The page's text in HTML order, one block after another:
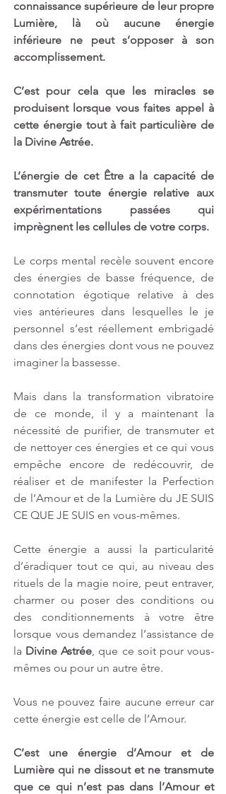
connaissance supérieure de leur propre
Lumière, là où aucune énergie
inférieure ne peut s’opposer à son
accomplissement.
C’est pour cela que les miracles se
produisent lorsque vous faites appel à
cette énergie tout à fait particulière de
la Divine Astrée.
L’énergie de cet Être a la capacité de
transmuter toute énergie relative aux
expérimentations passées qui
imprègnent les cellules de votre corps.
Le corps mental recèle souvent encore
des énergies de basse fréquence, de
connotation égotique relative à des
vies antérieures dans lesquelles le je
personnel s’est réellement embrigadé
dans des énergies dont vous ne pouvez
imaginer la bassesse.
Mais dans la transformation vibratoire
de ce monde, il y a maintenant la
nécessité de purifier, de transmuter et
de nettoyer ces énergies et ce qui vous
empêche encore de redécouvrir, de
réaliser et de manifester la Perfection
de l’Amour et de la Lumière du JE SUIS
CE QUE JE SUIS en vous-mêmes.
Cette énergie a aussi la particularité
d’éradiquer tout ce qui, au niveau des
rituels de la magie noire, peut entraver,
charmer ou poser des conditions ou
des conditionnements à votre être
lorsque vous demandez l’assistance de
la Divine Astrée, que ce soit pour vous-
mêmes ou pour un autre être.
Vous ne pouvez faire aucune erreur car
cette énergie est celle de l’Amour.
C’est une énergie d’Amour et de
Lumière qui ne dissout et ne transmute
que ce qui n’est pas dans l’Amour et